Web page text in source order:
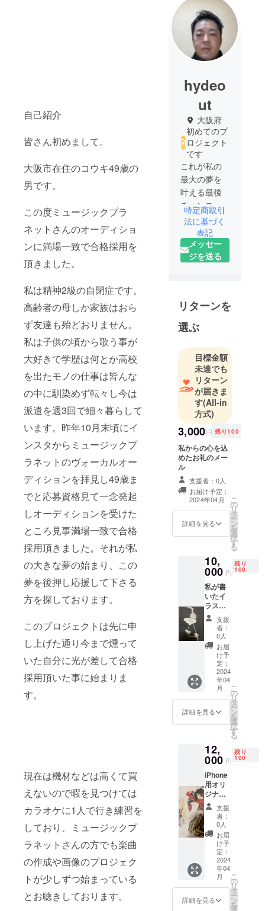
自己紹介
皆さん初めまして。
大阪市在住のコウキ49歳の
男です。
この度ミュージックプラ
ネットさんのオーディショ
ンに満場一致で合格採用を
頂きました。
私は精神2級の自閉症です。
高齢者の母しか家族はおら
ず友達も殆どおりません。
私は子供の頃から歌う事が
大好きで学歴は何とか高校
を出たモノの仕事は皆んな
の中に馴染めず転々し今は
派遣を週3回で細々暮らして
います。昨年10月末頃にイ
ンスタからミュージックプ
ラネットのヴォーカルオー
ディションを拝見し49歳ま
でと応募資格見て一念発起
しオーディションを受けた
ところ見事満場一致で合格
採用頂きました。それが私
の大きな夢の始まり、この
夢を後押し応援して下さる
方を探しております。
このプロジェクトは先に申
し上げた通り今まで燻って
いた自分に光が差して合格
採用頂いた事に始まりま
す。
現在は機材などは高くて買
えないので暇を見つけては
カラオケに1人で行き練習を
しており、ミュージックプ
ラネットさんの方でも楽曲
の作成や画像のプロジェク
トが少しずつ始まっている
とお聴きしております。
hydeo
ut
大阪府
初めてのプ
ロジェクト
です
これが私の
最大の夢を
叶える最後
チャンスな
ので、皆様
の後押しが
必須です！
私に歌わせ
世界の全て
の武器を楽
器に！
特定商取引
法に基づく
表記
メッセー
ジを送る
リターンを
選ぶ
目標金額
未達でも
リターン
が届きま
す(All-in
方式)
3,000円 残り100
私からの心を込
めたお礼のメー
ル
支援者：0人
お届け予定：
2024年04月
詳細を見る
こ
の
リ
タ
ー
ン
を
選
択
す
る
10,
000 円
残り
100
私が書
いたイ
ラスト
をプリ
ントし
たTシャ
ツで
す。 白
のTシャ
ツに添
付した
イラス
トをフ
ロント
にプリ
ントし
になり
ます。
支援
者：
0人
お届
け予
定：
2024
年04
月
詳細を見る
こ
の
リ
タ
ー
ン
を
選
択
す
る
12,
000 円
残り
100
iPhone
用オリ
ジナル
ソフト
ケース
ご利用
の
iPhone
に合わ
せます
のでシ
リーズ
の正確
な情報
をお間
支援
者：
0人
お届
け予
定：
2024
年04
月
詳細を見る
こ
の
リ
タ
ー
ン
を